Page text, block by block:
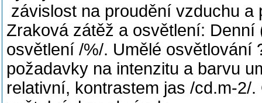
závislost na proudění vzduchu a
Zraková zátěž a osvětlení:
osvětlení /%/. Umělé osvětlování
požadavky na intenzitu a barvu
relativní, kontrastem jas /cd.m-